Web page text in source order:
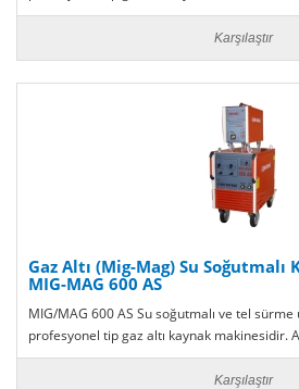
Karşılaştır
Gaz Altı (Mig-Mag) Su
MIG-MAG 600 AS
MIG/MAG 600 AS Su soğutmalı ve tel
profesyonel tip gaz altı kaynak makinesidir.
Karşılaştır